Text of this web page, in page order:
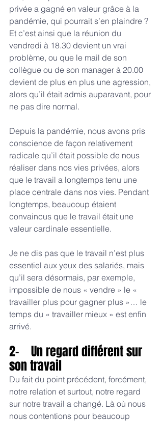
privée a gagné en valeur grâce à la
pandémie, qui pourrait s’en plaindre ?
Et c’est ainsi que la réunion du
vendredi à 18.30 devient un vrai
problème, ou que le mail de son
collègue ou de son manager à 20.00
devient de plus en plus une agression,
alors qu’il était admis auparavant, pour
ne pas dire normal.
Depuis la pandémie, nous avons pris
conscience de façon relativement
radicale qu’il était possible de nous
réaliser dans nos vies privées, alors
que le travail a longtemps tenu une
place centrale dans nos vies. Pendant
longtemps, beaucoup étaient
convaincus que le travail était une
valeur cardinale essentielle.
Je ne dis pas que le travail n’est plus
essentiel aux yeux des salariés, mais
qu’il sera désormais, par exemple,
impossible de nous « vendre » le «
travailler plus pour gagner plus »… le
temps du « travailler mieux » est enfin
arrivé.
2-    Un regard différent sur
son travail
Du fait du point précédent, forcément,
notre relation et surtout, notre regard
sur notre travail a changé. Là où nous
nous contentions pour beaucoup